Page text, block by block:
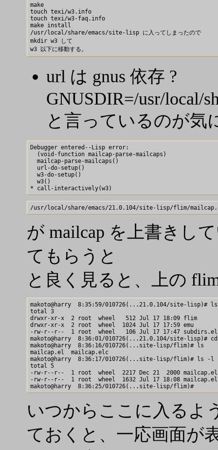
make
touch texi/w3.info
touch texi/w3-faq.info
make install
/usr/local/share/emacs/site-lisp に入ってしまったので
mkdir w3 して
url は gnus 依存 ?
GNUSDIR=/usr/local/
と言っているのが気
Debugger entered--Lisp error:
  (void-function mailcap-parse-mailcaps)
  mailcap-parse-mailcaps()
  url-do-setup()
  w3-do-setup()
  w3()
が mailcap を上書きし
てもらうと
と良く見ると、上の
makoto@harry  8:35:59/010726(...21.0.104/site-lisp)#
total 3
drwxr-xr-x  2 root  wheel   512 Jul 17 18:09 flim
drwxr-xr-x  2 root  wheel  1024 Jul 17 17:59 emu
-rw-r--r--  1 root  wheel   106 Jul 17 17:47 subdirs.el
makoto@harry  8:36:01/010726(...21.0.104/site-lisp)#
makoto@harry  8:36:16/010726(...site-lisp/flim)# ls
mailcap.el  mailcap.elc
makoto@harry  8:36:17/010726(...site-lisp/flim)# ls -l
total 5
-rw-r--r--  1 root  wheel  2217 Dec 21  2000 mailcap.el
-rw-r--r--  1 root  wheel  1632 Jul 17 18:08
いつからここに入るよ
ておくと、一応画面が